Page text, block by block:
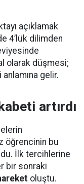
açıklamak
4’lük dilimden
olarak düşmesi;
gelir.
artırdı
öğrencinin bu
İlk tercihlerine
bir sonraki
oluştu.